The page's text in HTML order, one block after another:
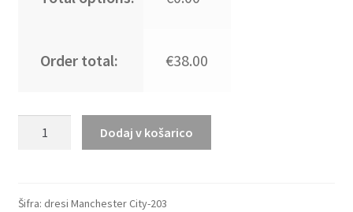
Order total: €38.00
Manchester
Dodaj v košarico
Šifra: dresi Manchester City-203